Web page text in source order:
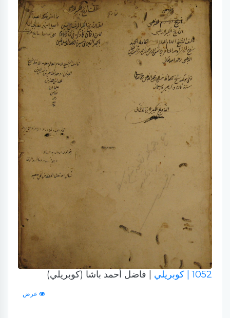
1052 | كوبريلي | فاضل أحمد باشا (كوبريلي)
عرض